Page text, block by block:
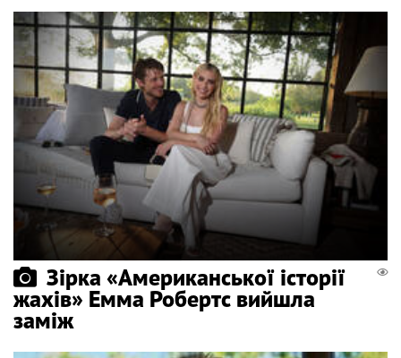
Зірка «Американської історії
жахів» Емма Робертс вийшла
заміж